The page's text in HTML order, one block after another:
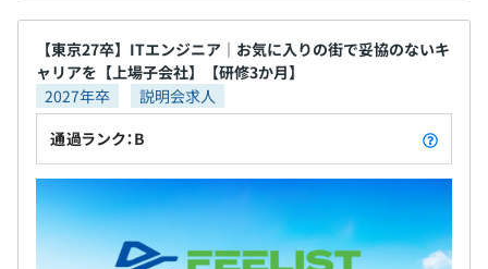
【東京27卒】ITエンジニア｜お気に入りの街で妥協のないキ
ャリアを【上場子会社】【研修3か月】
2027年卒
説明会求人
通過ランク：B